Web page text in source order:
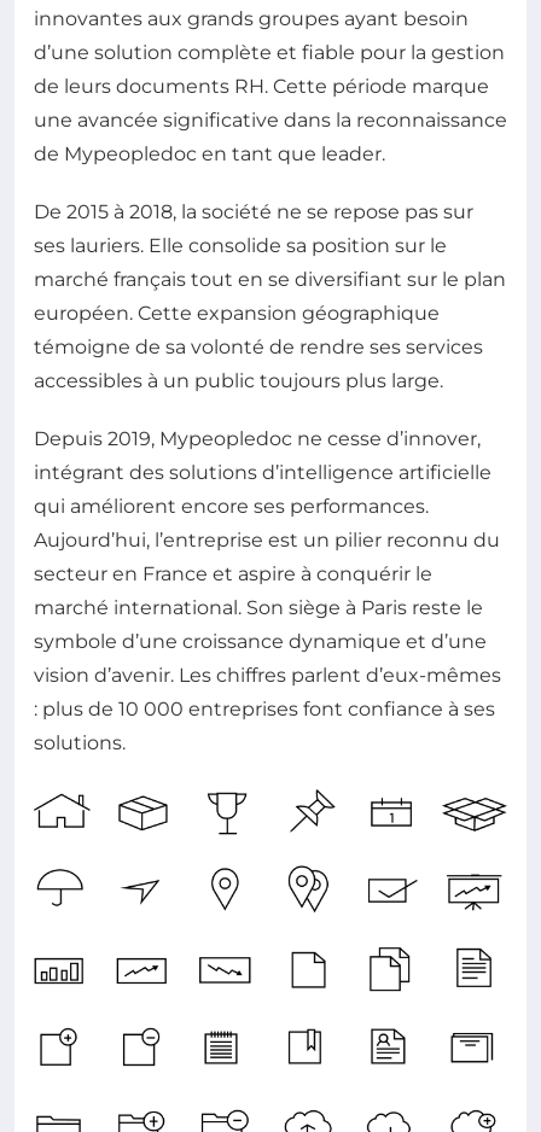
innovantes aux grands groupes ayant besoin
d’une solution complète et fiable pour la gestion
de leurs documents RH. Cette période marque
une avancée significative dans la reconnaissance
de Mypeopledoc en tant que leader.
De 2015 à 2018, la société ne se repose pas sur
ses lauriers. Elle consolide sa position sur le
marché français tout en se diversifiant sur le plan
européen. Cette expansion géographique
témoigne de sa volonté de rendre ses services
accessibles à un public toujours plus large.
Depuis 2019, Mypeopledoc ne cesse d’innover,
intégrant des solutions d’intelligence artificielle
qui améliorent encore ses performances.
Aujourd’hui, l’entreprise est un pilier reconnu du
secteur en France et aspire à conquérir le
marché international. Son siège à Paris reste le
symbole d’une croissance dynamique et d’une
vision d’avenir. Les chiffres parlent d’eux-mêmes
: plus de 10 000 entreprises font confiance à ses
solutions.